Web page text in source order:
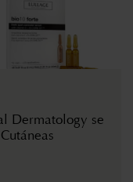
Dermatology se